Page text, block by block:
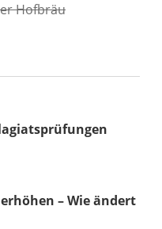
Hofbräu
– Wie ändert